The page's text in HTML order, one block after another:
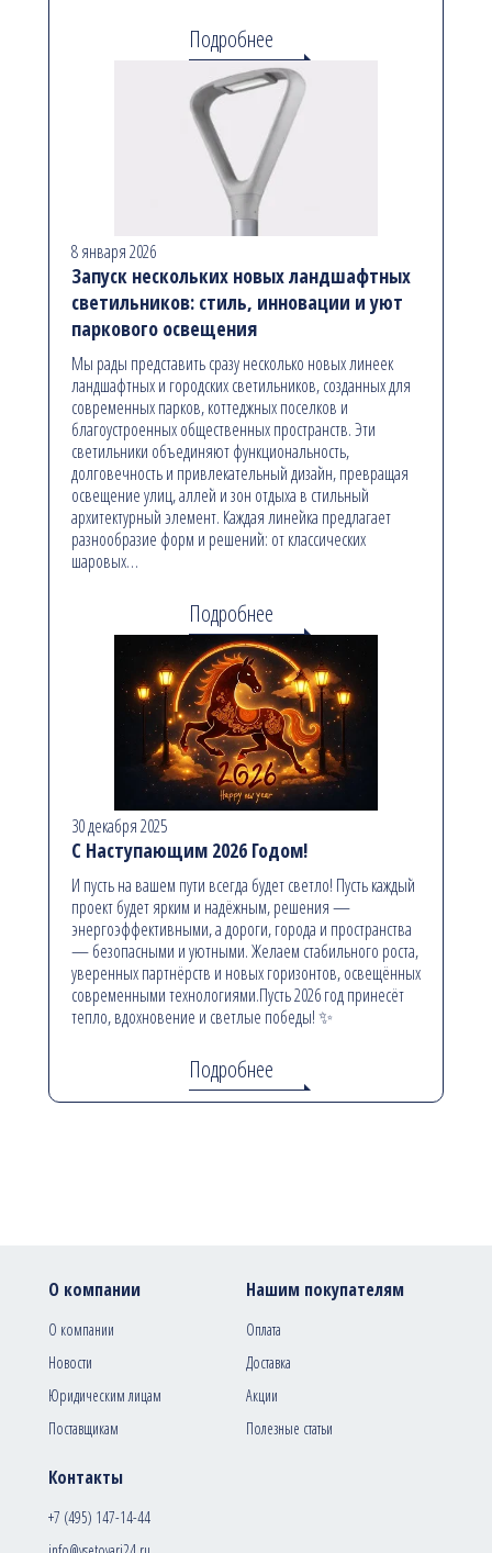
Подробнее
8 января 2026
Запуск нескольких новых ландшафтных
светильников: стиль, инновации и уют
паркового освещения
Мы рады представить сразу несколько новых линеек
ландшафтных и городских светильников, созданных для
современных парков, коттеджных поселков и
благоустроенных общественных пространств. Эти
светильники объединяют функциональность,
долговечность и привлекательный дизайн, превращая
освещение улиц, аллей и зон отдыха в стильный
архитектурный элемент. Каждая линейка предлагает
разнообразие форм и решений: от классических
шаровых…
Подробнее
30 декабря 2025
С Наступающим 2026 Годом!
И пусть на вашем пути всегда будет светло! Пусть каждый
проект будет ярким и надёжным, решения —
энергоэффективными, а дороги, города и пространства
— безопасными и уютными. Желаем стабильного роста,
уверенных партнёрств и новых горизонтов, освещённых
современными технологиями.Пусть 2026 год принесёт
тепло, вдохновение и светлые победы! ✨
Подробнее
Контакты
+7 (495) 147-14-44
О компании
О компании
Новости
Юридическим лицам
Поставщикам
Нашим покупателям
Оплата
Доставка
Акции
Полезные статьи